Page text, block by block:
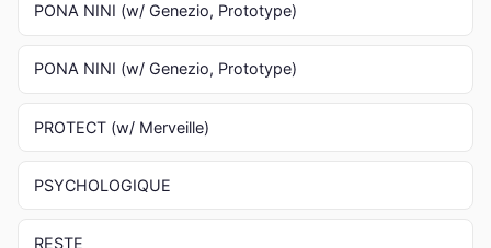
PONA NINI (w/ Genezio, Prototype)
PONA NINI (w/ Genezio, Prototype)
PROTECT (w/ Merveille)
PSYCHOLOGIQUE
RESTE